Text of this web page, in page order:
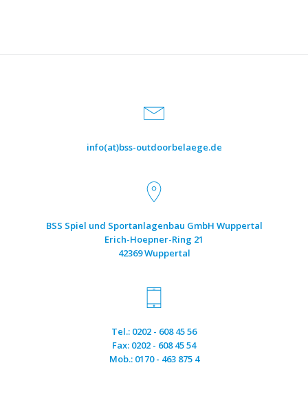
info(at)bss-outdoorbelaege.de
BSS Spiel und Sportanlagenbau GmbH Wuppertal
Erich-Hoepner-Ring 21
42369 Wuppertal
Tel.: 0202 - 608 45 56
Fax: 0202 - 608 45 54
Mob.: 0170 - 463 875 4